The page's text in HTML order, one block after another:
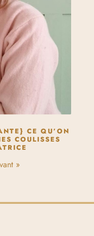
CE QU’ON
COULISSES
»